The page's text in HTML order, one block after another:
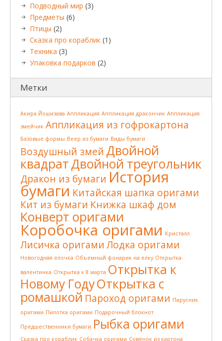
Подводный мир (3)
Предметы (6)
Птицы (2)
Сказка про кораблик (1)
Техника (3)
Упаковка подарков (2)
Метки
Акира Йошизава Аппликация Аппликация дракончик Аппликация
змейчик Аппликация из гофрокартона
Базовые формы Веер из бумаги Виды бумаги
Воздушный змей Двойной
квадратДвойной треугольник
Дракон из бумаги История
бумаги Китайская шапка оригами
Кит из бумаги Книжка шкаф дом
Конверт оригами
Коробочка оригами Кристалл
Лисичка оригами Лодка оригами
Новогодняя елочка Объемный фонарик на елку Открытка-
валентинка Открытка к 8 марта Открытка к
Новому ГодуОткрытка с
ромашкой Пароход оригами Парусник
оригами Пилотка оригами Подарочный блокнот
Предшественники бумаги Рыбка оригами
Сказка про кораблик Собачка оригами Совёнок из картона